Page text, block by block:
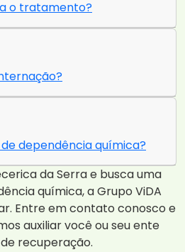
o tratamento?
de dependência química?
da Serra e busca uma
química, a Grupo ViDA
Entre em contato conosco e
auxiliar você ou seu ente
recuperação.